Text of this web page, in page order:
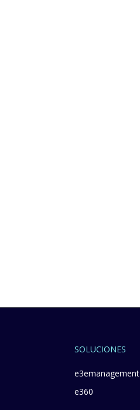
SOLUCIONES
e3emanagement
e360